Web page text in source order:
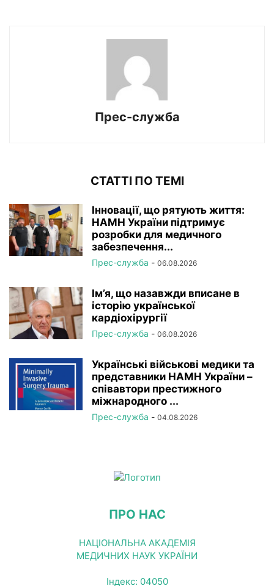
Прес-служба
СТАТТІ ПО ТЕМІ
Інновації, що рятують життя:
НАМН України підтримує
розробки для медичного
забезпечення...
Прес-служба - 06.08.2026
Ім’я, що назавжди вписане в
історію української
кардіохірургії
Прес-служба - 06.08.2026
Українські військові медики та
представники НАМН України –
співавтори престижного
міжнародного ...
Прес-служба - 04.08.2026
ПРО НАС
НАЦІОНАЛЬНА АКАДЕМІЯ
МЕДИЧНИХ НАУК УКРАЇНИ
Індекс: 04050